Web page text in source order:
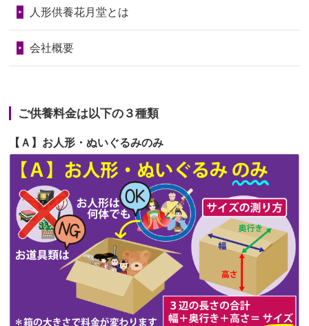
2026/06/24今は亡き両親が孫（私の子供）の初節
句に贈って...
が伸びた時...
2026/06/22
娘の初めてのひな祭りにあわせて、娘
の祖父母か...
2026/06/20
雛人形をお道具も含め一式で引き取っ
てくださる...
第68回人形供養祭令和6年3月22日(金)
第65回人形供養祭令和5年11月09日(木)
第64回人形供養祭令和5年9月21日(木)
第63回人形供養祭 令和5年8月1日(火)
第62回人形供養祭令和5年6月21日(水)
第61回人形供養祭 令和5年5月19日(金)
第60回人形供養祭令和5年3月28日(火)
第59回人形供養祭 令和5年2月10日(金)
第58回人形供養祭令和5年12月21日(水)
人形供養花月堂とは
会社概要
ご供養料金は以下の３種類
【Ａ】お人形・ぬいぐるみのみ